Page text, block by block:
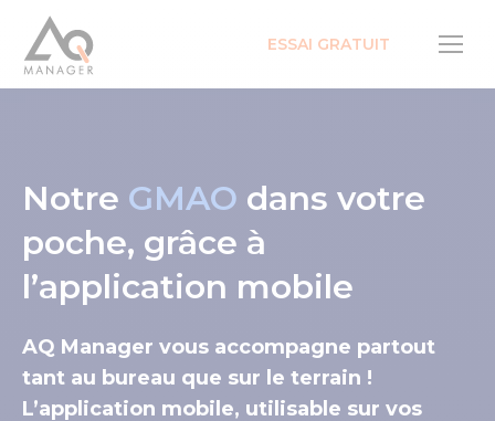
ESSAI GRATUIT
Notre GMAO dans votre
poche, grâce à
l’application mobile
AQ Manager vous accompagne partout
tant au bureau que sur le terrain !
L’application mobile, utilisable sur vos